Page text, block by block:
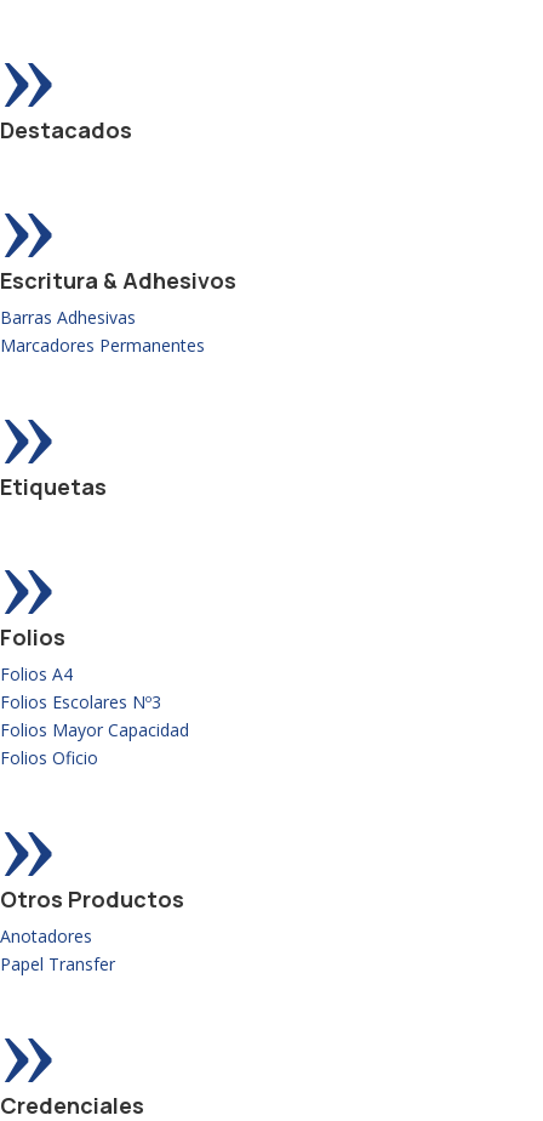
»
Destacados
»
Escritura & Adhesivos
Barras Adhesivas
Marcadores Permanentes
»
Etiquetas
»
Folios
Folios A4
Folios Escolares Nº3
Folios Mayor Capacidad
Folios Oficio
»
Otros Productos
Anotadores
Papel Transfer
»
Credenciales